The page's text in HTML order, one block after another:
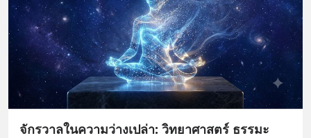
จักรวาลในความว่างเปล่า: วิทยาศาสตร์ ธรรมะ